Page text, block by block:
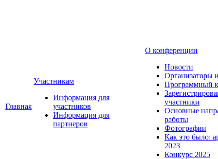
Главная
Участникам
Информация для
участников
Информация для
партнеров
О конференции
Новости
Организаторы
Программный
участники
Основные
работы
Фотографии
Как это было:
2023
Конкурс 2025